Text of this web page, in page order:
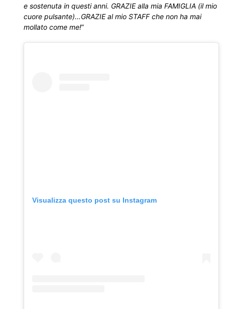
e sostenuta in questi anni. GRAZIE alla mia FAMIGLIA (il mio
cuore pulsante)…GRAZIE al mio STAFF che non ha mai
mollato come me!”
Visualizza questo post su Instagram